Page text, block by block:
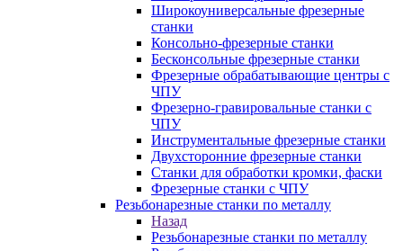
Широкоуниверсальные фрезерные
станки
Консольно-фрезерные станки
Бесконсольные фрезерные станки
Фрезерные обрабатывающие центры с
ЧПУ
Фрезерно-гравировальные станки с
ЧПУ
Инструментальные фрезерные станки
Двухсторонние фрезерные станки
Станки для обработки кромки, фаски
Фрезерные станки с ЧПУ
Резьбонарезные станки по металлу
Назад
Резьбонарезные станки по металлу